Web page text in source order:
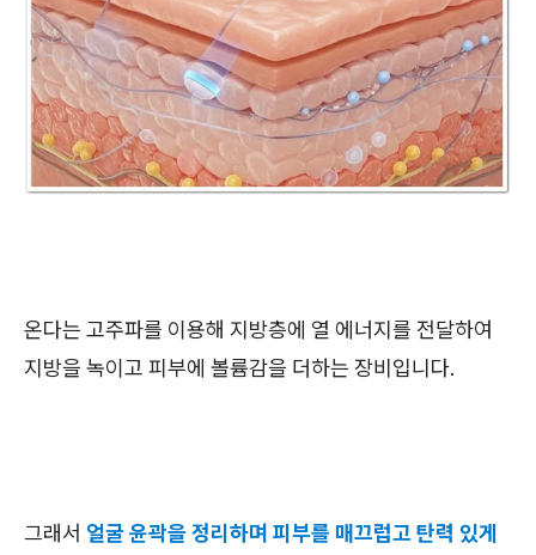
온다는 고주파를 이용해 지방층에 열 에너지를 전달하여
지방을 녹이고 피부에 볼륨감을 더하는 장비입니다.
그래서 얼굴 윤곽을 정리하며 피부를 매끄럽고 탄력 있게